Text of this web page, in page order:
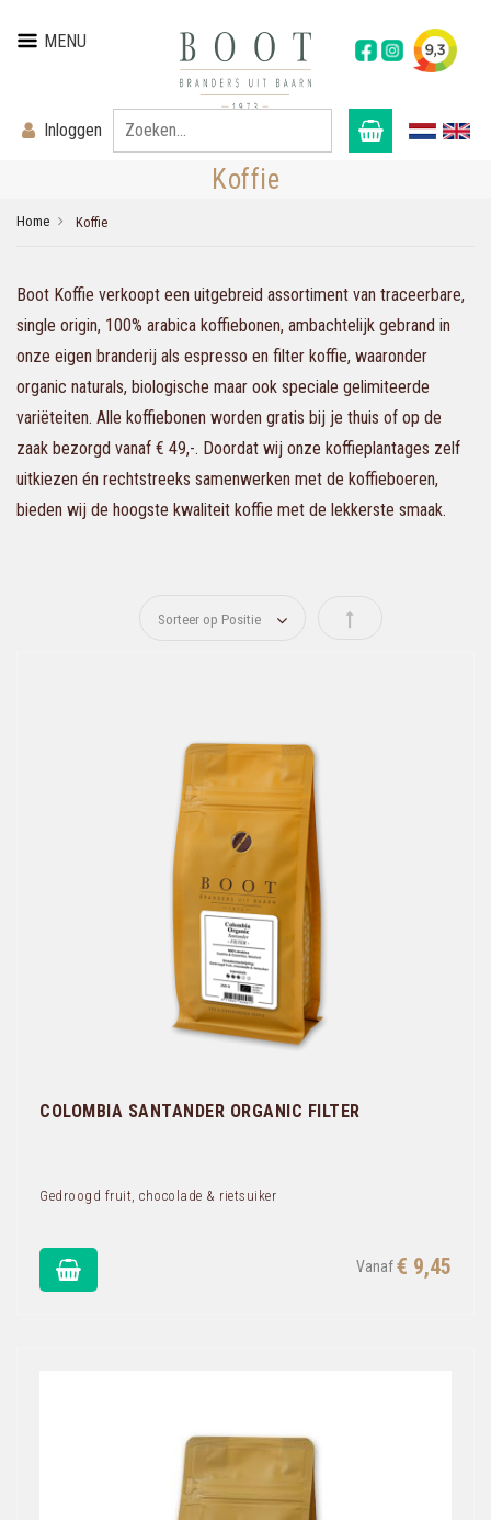
MENU
Inloggen
Koffie
Home Koffie
Boot Koffie verkoopt een uitgebreid assortiment van traceerbare,
single origin, 100% arabica koffiebonen, ambachtelijk gebrand in
onze eigen branderij als espresso en filter koffie, waaronder
organic naturals, biologische maar ook speciale gelimiteerde
variëteiten. Alle koffiebonen worden gratis bij je thuis of op de
zaak bezorgd vanaf € 49,-. Doordat wij onze koffieplantages zelf
uitkiezen én rechtstreeks samenwerken met de koffieboeren,
bieden wij de hoogste kwaliteit koffie met de lekkerste smaak.
Van hoog naar laag
COLOMBIA SANTANDER ORGANIC FILTER
Gedroogd fruit, chocolade & rietsuiker
€ 9,45